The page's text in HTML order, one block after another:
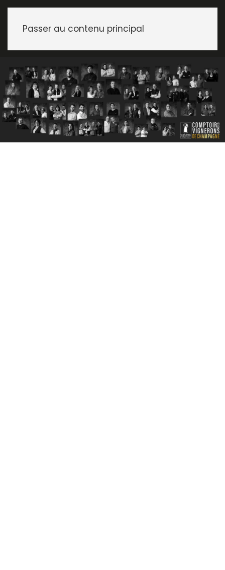
Passer au contenu principal